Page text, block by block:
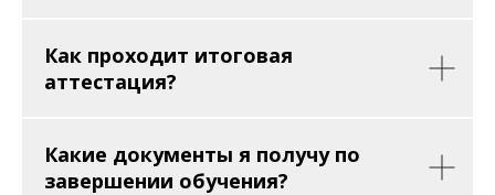
Как проходит итоговая
аттестация?
Какие документы я получу по
завершении обучения?